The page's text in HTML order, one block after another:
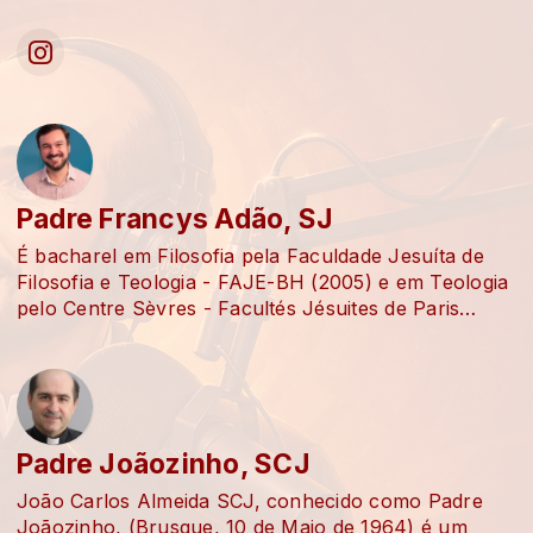
conectam, inspiram e geram impacto positivo na
Padre Francys Adão, SJ
É bacharel em Filosofia pela Faculdade Jesuíta de
Filosofia e Teologia - FAJE-BH (2005) e em Teologia
pelo Centre Sèvres - Facultés Jésuites de Paris
pela PUC-RJ (2013). É doutor em Teologia
Fundamental e Sistemática pelo Centre Sèvres -
Facultés Jésuites de Paris (2019). Sua área de
pesquisa se concentra no estudo de método(s) e
epistemologia teológica, com especial atenção à
relação entre Teologia e Cultura(s). Dedica-se aos
estudos de uma nova abordagem teológica,
Padre Joãozinho, SCJ
João Carlos Almeida SCJ, conhecido como Padre
Joãozinho, (Brusque, 10 de Maio de 1964) é um